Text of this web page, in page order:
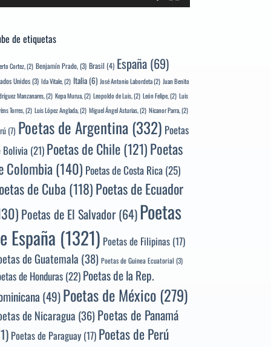
de etiquetas
Cortez,(2) Benjamín Prado,(3) Brasil (4) España (69)
Unidos(3) Ida Vitale,(2) Italia (6) José Antonio Labordeta(2) Juan Benito
Manzanares,(2) Kepa Murua,(2) Leopoldo de Luis,(2) León Felipe,(2) Luis
Torres,(2) Luis López Anglada,(2) Miguel Ángel Asturias,(2) Nicanor Parra,(2)
(7) Poetas de Argentina(332) Poetas
Bolivia(21) Poetas de Chile(121)Poetas
Colombia(140) Poetas de Costa Rica(25)
de Cuba (118)Poetas de Ecuador
Poetas de El Salvador(64)Poetas
España (1321) Poetas de Filipinas (17)
de Guatemala (38) Poetas de Guinea Ecuatorial (3)
de Honduras(22) Poetas de la Rep.
(49)Poetas de México(279)
de Nicaragua (36) Poetas de Panamá
Poetas de Paraguay (17) Poetas de Perú